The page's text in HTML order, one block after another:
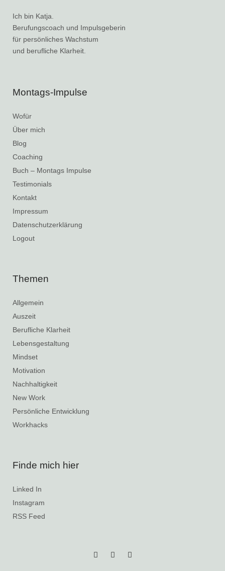
Ich bin Katja.
Berufungscoach und Impulsgeberin
für persönliches Wachstum
und berufliche Klarheit.
Montags-Impulse
Wofür
Über mich
Blog
Coaching
Buch – Montags Impulse
Testimonials
Kontakt
Impressum
Datenschutzerklärung
Logout
Themen
Allgemein
Auszeit
Berufliche Klarheit
Lebensgestaltung
Mindset
Motivation
Nachhaltigkeit
New Work
Persönliche Entwicklung
Workhacks
Finde mich hier
Linked In
Instagram
RSS Feed